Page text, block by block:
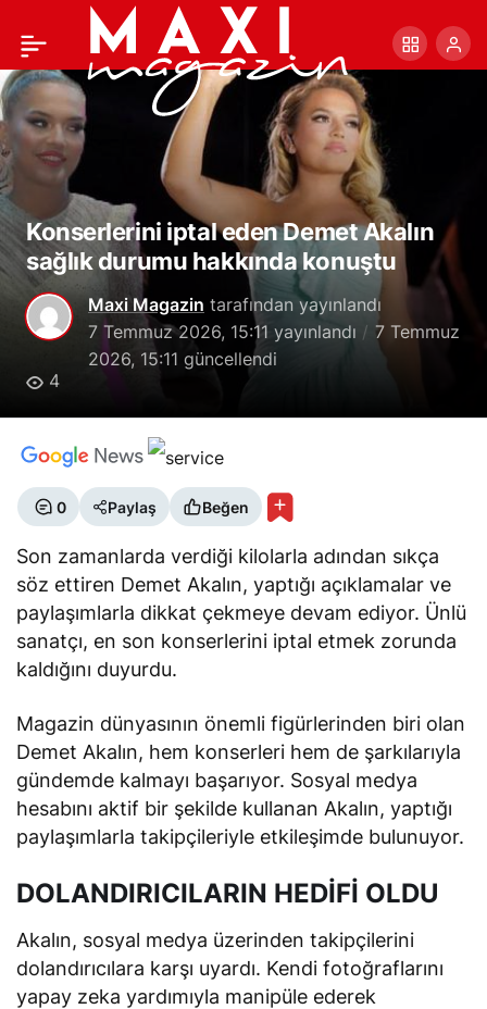
Konserlerini iptal eden Demet Akalın
sağlık durumu hakkında konuştu
Maxi Magazin tarafından yayınlandı
7 Temmuz 2026, 15:11 yayınlandı
7 Temmuz
2026, 15:11 güncellendi
4
0 Paylaş Beğen
Son zamanlarda verdiği kilolarla adından sıkça
söz ettiren Demet Akalın, yaptığı açıklamalar ve
paylaşımlarla dikkat çekmeye devam ediyor. Ünlü
sanatçı, en son konserlerini iptal etmek zorunda
kaldığını duyurdu.
Magazin dünyasının önemli figürlerinden biri olan
Demet Akalın, hem konserleri hem de şarkılarıyla
gündemde kalmayı başarıyor. Sosyal medya
hesabını aktif bir şekilde kullanan Akalın, yaptığı
paylaşımlarla takipçileriyle etkileşimde bulunuyor.
DOLANDIRICILARIN HEDİFİ OLDU
Akalın, sosyal medya üzerinden takipçilerini
dolandırıcılara karşı uyardı. Kendi fotoğraflarını
yapay zeka yardımıyla manipüle ederek
Usta sanatçı Zihni
Göktay’a son veda
Paylaş